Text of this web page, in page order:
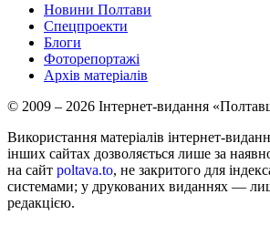
Новини Полтави
Спецпроекти
Блоги
Фоторепортажі
Архів матеріалів
© 2009 – 2026 Інтернет-видання
Використання матеріалів інтернет-
інших сайтах дозволяється лише за
на сайт poltava.to, не закритого для
системами; у друкованих виданнях —
редакцією.